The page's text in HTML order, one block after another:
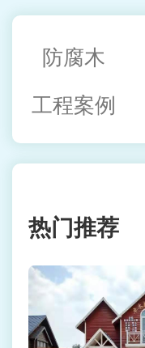
防腐木
工程案例
热门推荐